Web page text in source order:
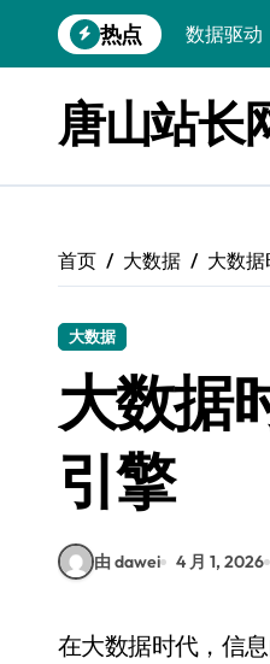
到
热点
VR跨界
云计算弹
数据驱动
数据驱
数据驱动
云安全
唐山站长
首页 大数据 大数
大数据
大数据
引擎
由 dawei 4 月 1, 2026
在大数据时代，信息的爆炸式增长改变了我们获取和处理数据的方式。传统的数据处理方法已无